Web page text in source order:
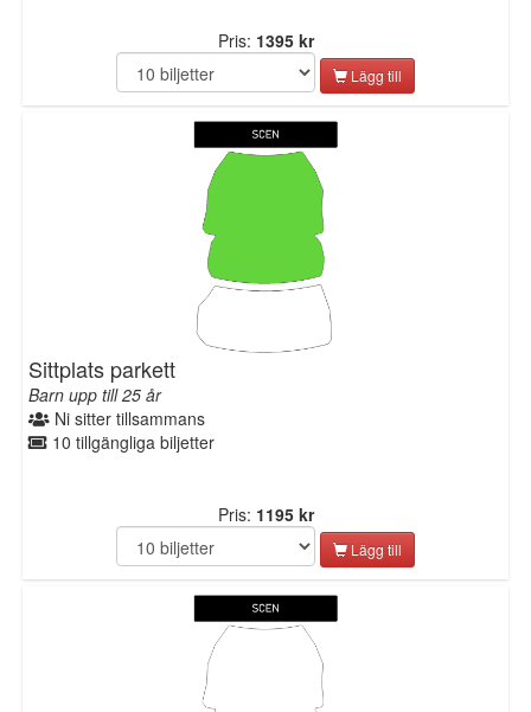
Pris: 1395 kr
Lägg till
Sittplats parkett
Barn upp till 25 år
Ni sitter tillsammans
10 tillgängliga biljetter
Pris: 1195 kr
Lägg till